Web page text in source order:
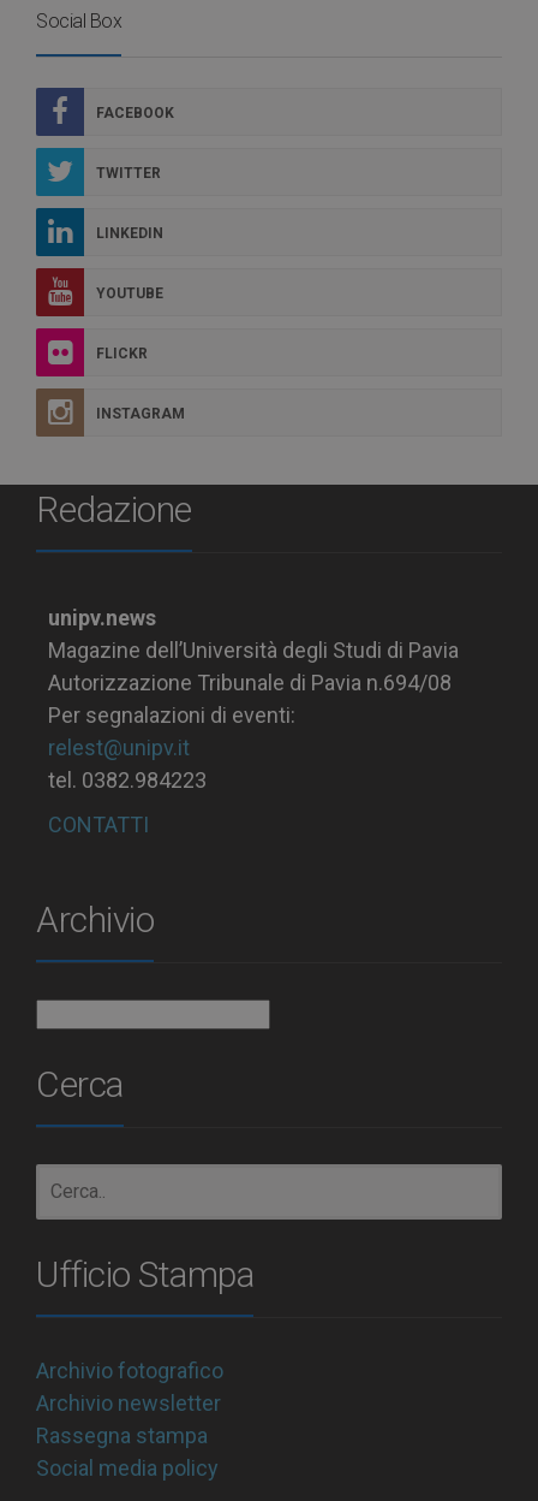
Social Box
FACEBOOK
TWITTER
LINKEDIN
YOUTUBE
FLICKR
INSTAGRAM
Redazione
unipv.news
Magazine dell’Università degli Studi di Pavia
Autorizzazione Tribunale di Pavia n.694/08
Per segnalazioni di eventi:
relest@unipv.it
tel. 0382.984223
CONTATTI
Archivio
Cerca
Ufficio Stampa
Archivio fotografico
Archivio newsletter
Rassegna stampa
Social media policy